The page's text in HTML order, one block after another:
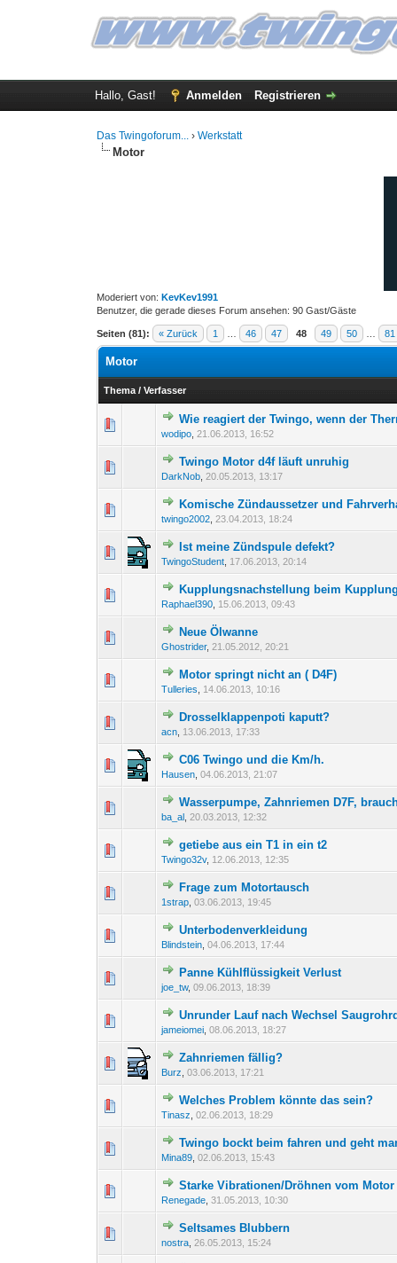
Hallo, Gast! Anmelden Registrieren
Das Twingoforum... ›Werkstatt
Motor
Moderiert von:KevKev1991
Benutzer, die gerade dieses Forum ansehen: 90 Gast/Gäste
Seiten (81): « Zurück 1 46 47 48 49 50 81
Motor
Thema /Verfasser
Wie reagiert der Twingo, wenn der
wodipo ,21.06.2013, 16:52
0 Bewertung(en) - 0 12
Twingo Motor d4f läuft unruhig
DarkNob 20.05.2013, 13:17
0 Bewertung(en) - 0 von
Komische Zündaussetzer und
twingo2002 ,23.04.2013, 18:24
0 Bewertung(en) - 0 von
12
Ist meine Zündspule defekt?
TwingoStudent 17.06.2013, 20:14
0 Bewertung(en) - 0 von
Kupplungsnachstellung beim
Raphael390 15.06.2013, 09:43
0 Bewertung(en) - 0 von
12
Neue Ölwanne
Ghostrider, 21.05.2012, 20:21
Motor springt nicht an ( D4F)
Tulleries 14.06.2013, 10:16
0 Bewertung(en) - 0 von
Drosselklappenpoti kaputt?
acn 13.06.2013, 17:33
0 Bewertung(en) - 0 von
C06 Twingo und die Km/h.
Hausen ,04.06.2013, 21:07
0 Bewertung(en) - 0 von
Wasserpumpe, Zahnriemen D7F,
ba_al 20.03.2013, 12:32
0 Bewertung(en) - 0 von
12
getiebe aus ein T1 in ein t2
Twingo32v, 12.06.2013, 12:35
0 Bewertung(en) - 0 von
Frage zum Motortausch
1strap ,03.06.2013, 19:45
0 Bewertung(en) - 0
Unterbodenverkleidung
Blindstein ,04.06.2013, 17:44
0 Bewertung(en) - 0 von
Panne Kühlflüssigkeit Verlust
joe_tw,09.06.2013, 18:39
0 Bewertung(en) - 0 von
Unrunder Lauf nach Wechsel
jameiomei ,08.06.2013, 18:27
0 Bewertung(en) - 0 von
12
Zahnriemen fällig?
Burz ,03.06.2013, 17:21
0 Bewertung(en) - 0 von
Welches Problem könnte das sein?
Tinasz ,02.06.2013, 18:29
0 Bewertung(en) - 0 von
Twingo bockt beim fahren und geht
Mina89 ,02.06.2013, 15:43
0 Bewertung(en) - 0 12
Starke Vibrationen/Dröhnen vom
Renegade ,31.05.2013, 10:30
0 Bewertung(en) - 0 von
12
Seltsames Blubbern
nostra 26.05.2013, 15:24
0 Bewertung(en) - 0 von